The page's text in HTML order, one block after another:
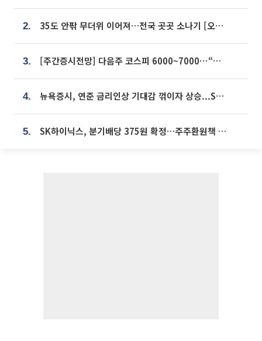
2. 35도 안팎 무더위 이어져…전국 곳곳 소나기 [오늘 날씨]
3. [주간증시전망] 다음주 코스피 6000~7000⋯“外人 수급은 정책이 변수”
4. 뉴욕증시, 연준 금리인상 기대감 꺾이자 상승...S&P500 사상 최고치 [종합]
5. SK하이닉스, 분기배당 375원 확정…주주환원책 9월로 앞당겨 발표